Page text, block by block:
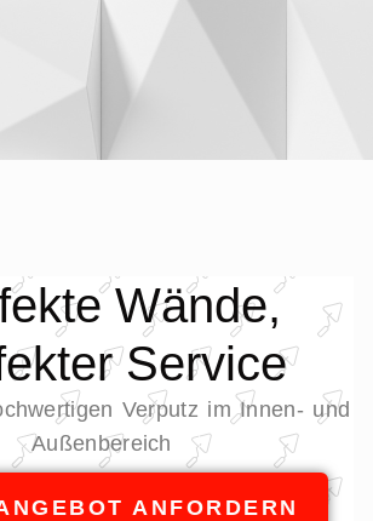
Wände,
Service
Verputz im Innen- und
Außenbereich
ANFORDERN